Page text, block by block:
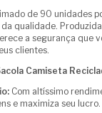
de 90 unidades
qualidade.
a segurança que
clientes.
Camiseta
Com altíssimo
e maximiza seu lucro.